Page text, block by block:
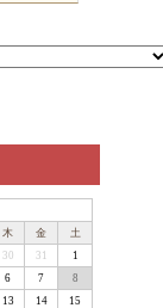
木 金
土
30 31
1
6 7
8
13 14
15